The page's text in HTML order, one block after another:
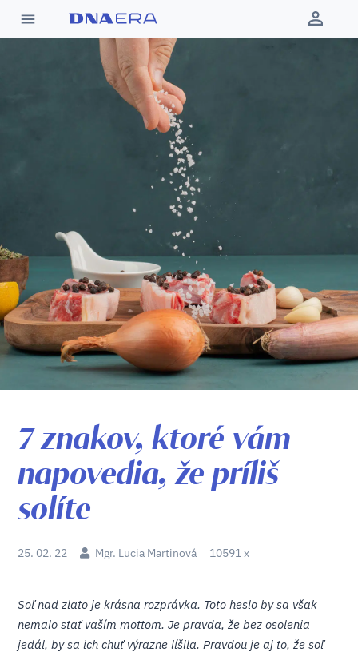
7 znakov, ktoré vám
napovedia, že príliš
solíte
25. 02. 22 Mgr. Lucia Martinová 10591 x
Soľ nad zlato je krásna rozprávka. Toto heslo by sa však
nemalo stať vaším mottom. Je pravda, že bez osolenia
jedál, by sa ich chuť výrazne líšila. Pravdou je aj to, že soľ